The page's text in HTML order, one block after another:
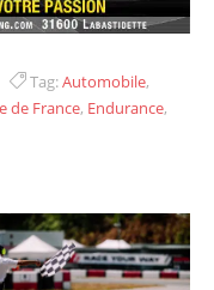
Tag:Automobile,
de France, Endurance,